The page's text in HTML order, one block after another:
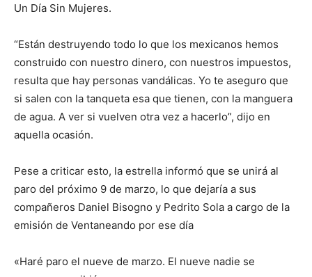
Un Día Sin Mujeres.
​“Están destruyendo todo lo que los mexicanos hemos
construido con nuestro dinero, con nuestros impuestos,
resulta que hay personas vandálicas. Yo te aseguro que
si salen con la tanqueta esa que tienen, con la manguera
de agua. A ver si vuelven otra vez a hacerlo”, dijo en
aquella ocasión.
Pese a criticar esto, la estrella informó que se unirá al
paro del próximo 9 de marzo, lo que dejaría a sus
compañeros Daniel Bisogno y Pedrito Sola a cargo de la
emisión de Ventaneando por ese día
«Haré paro el nueve de marzo. El nueve nadie se